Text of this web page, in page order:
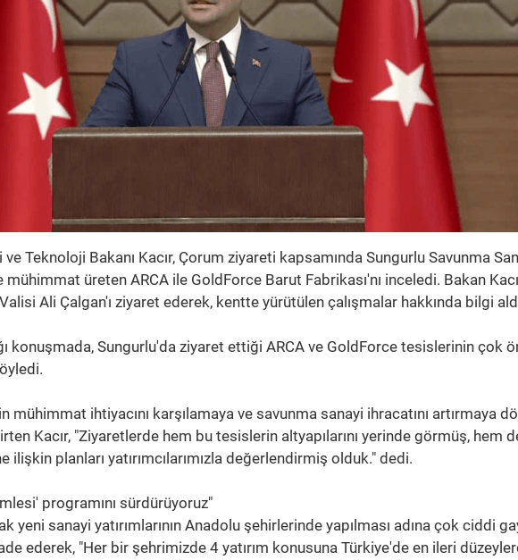
ve Teknoloji Bakanı Kacır, Çorum ziyareti kapsamında Sungurlu Savunma
üreten ARCA ile GoldForce Barut Fabrikası'nı inceledi. Bakan
Ali Çalgan'ı ziyaret ederek, kentte yürütülen çalışmalar hakkında bilgi
konuşmada, Sungurlu'da ziyaret ettiği ARCA ve GoldForce tesislerinin çok
mühimmat ihtiyacını karşılamaya ve savunma sanayi ihracatını artırmaya
Kacır, "Ziyaretlerde hem bu tesislerin altyapılarını yerinde görmüş, hem
ilişkin planları yatırımcılarımızla değerlendirmiş olduk." dedi.
programını sürdürüyoruz"
yeni sanayi yatırımlarının Anadolu şehirlerinde yapılması adına çok ciddi
ederek, "Her bir şehrimizde 4 yatırım konusuna Türkiye'de en ileri